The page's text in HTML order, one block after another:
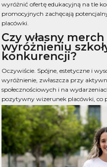
wyróżnić ofertę edukacyjną na tle
promocyjnych zachęcają
placówki.
Czy własny
wyróżnieniu
konkurencji?
Oczywiście. Spójne, estetyczne i
wyróżnienie, zwłaszcza przy
społecznościowych i na
pozytywny wizerunek placówki, co